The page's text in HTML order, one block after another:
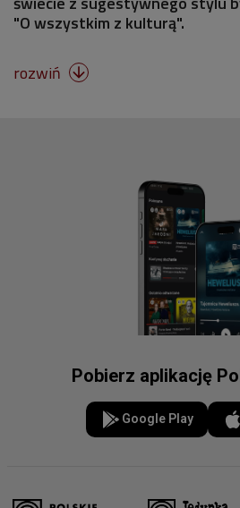
"O wszystkim z kulturą".
rozwiń 
Pobierz aplikację
Google Play